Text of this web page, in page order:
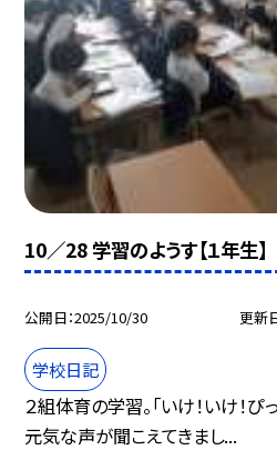
10／28 学習のようす【１年生】
公開日 2025/10/30 更新
学校日記
２組体育の学習。「いけ！いけ！
元気な声が聞こえてきまし...